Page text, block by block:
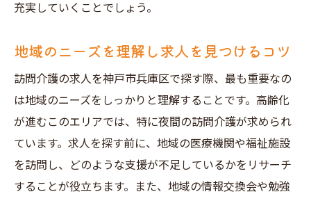
求人情報の信頼性を見極めるポイント
いとキャリアの展望
地域密着型訪問介護で得られる充実感
訪問介護を通じたスキルアップとキャリア
形成
神戸市兵庫区での訪問介護職のキャリアパ
ス
地域に貢献することで得られるやりがい
充実していくことでしょう。
地域のニーズを理解し求人を見つけるコツ
訪問介護の求人を神戸市兵庫区で探す際、最も重要なの
は地域のニーズをしっかりと理解することです。高齢化
が進むこのエリアでは、特に夜間の訪問介護が求められ
ています。求人を探す前に、地域の医療機関や福祉施設
を訪問し、どのような支援が不足しているかをリサーチ
することが役立ちます。また、地域の情報交換会や勉強